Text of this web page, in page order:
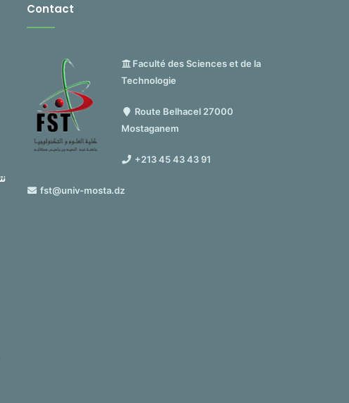
Contact
Faculté des Sciences et de la
Technologie
Route Belhacel 27000
Mostaganem
+213 45 43 43 91
fst@univ-mosta.dz